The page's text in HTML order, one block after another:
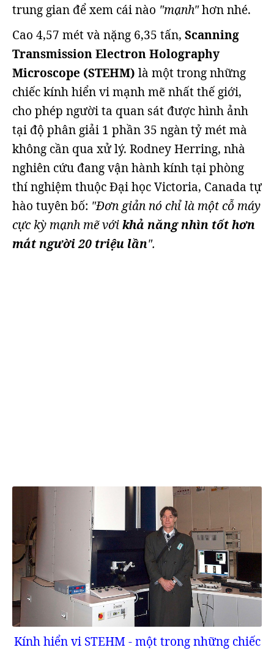
trung gian để xem cái nào "mạnh"hơn nhé.
Cao 4,57 mét và nặng 6,35 tấn, Scanning
Transmission Electron Holography
Microscope (STEHM) là một trong những
chiếc kính hiển vi mạnh mẽ nhất thế giới,
cho phép người ta quan sát được hình ảnh
tại độ phân giải 1 phần 35 ngàn tỷ mét mà
không cần qua xử lý. Rodney Herring, nhà
nghiên cứu đang vận hành kính tại phòng
thí nghiệm thuộc Đại học Victoria, Canada tự
hào tuyên bố: "Đơn giản nó chỉ là một cỗ máy
cực kỳ mạnh mẽ vớikhả năng nhìn tốt hơn
mắt người 20 triệu lần".
Kính hiển vi STEHM - một trong những chiếc